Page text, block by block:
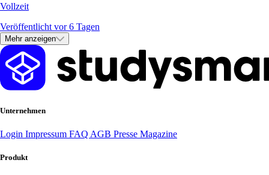
Vollzeit
Veröffentlicht vor 6 Tagen
Mehr anzeigen
Unternehmen
Login Impressum FAQ AGB Presse Magazine
Produkt